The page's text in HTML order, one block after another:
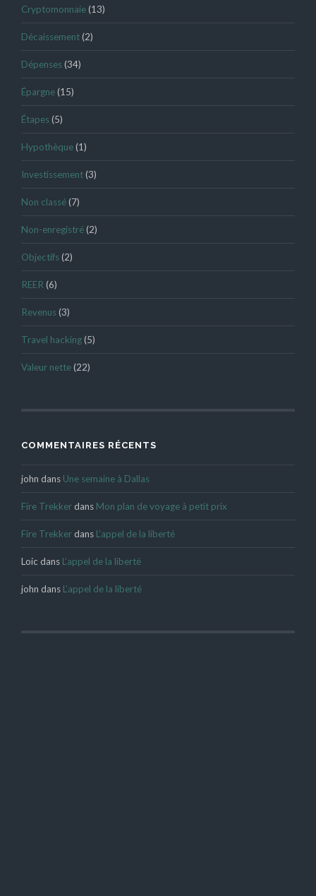
Cryptomonnaie(13)
Décaissement(2)
Dépenses(34)
Épargne(15)
Étapes(5)
Hypothèque(1)
Investissement(3)
Non classé(7)
Non-enregistré(2)
Objectifs(2)
REER(6)
Revenus(3)
Travel hacking(5)
Valeur nette(22)
COMMENTAIRES RÉCENTS
john dans Une semaine à Dallas
Fire Trekkerdans Mon plan de voyage à petit prix
Fire Trekkerdans L’appel de la liberté
Loic dans L’appel de la liberté
john dans L’appel de la liberté